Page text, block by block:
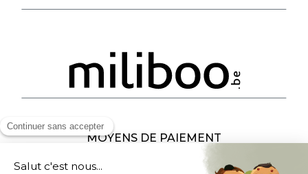
Miliboo, c'est aussi
LivraisonGratuite
récompensée